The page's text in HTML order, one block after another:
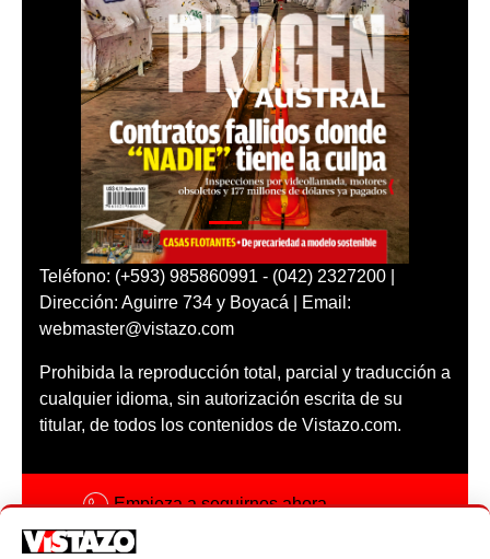
Teléfono: (+593) 985860991 - (042) 2327200 |
Dirección: Aguirre 734 y Boyacá | Email:
webmaster@vistazo.com
Prohibida la reproducción total, parcial y traducción a
cualquier idioma, sin autorización escrita de su
titular, de todos los contenidos de Vistazo.com.
Empieza a seguirnos ahora